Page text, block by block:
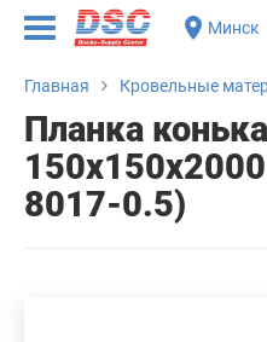
Минск
Главная Кровельные
Планка
8017-0.5)